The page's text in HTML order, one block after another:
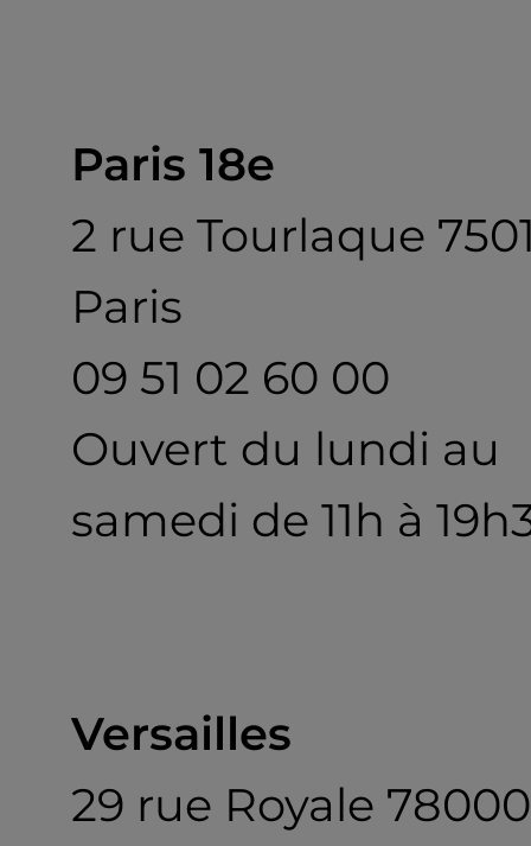
Paris 18e
2 rue Tourlaque
Paris
09 51 02 60 00
Ouvert du lundi au
samedi de 11h à
Versailles
29 rue Royale 78000